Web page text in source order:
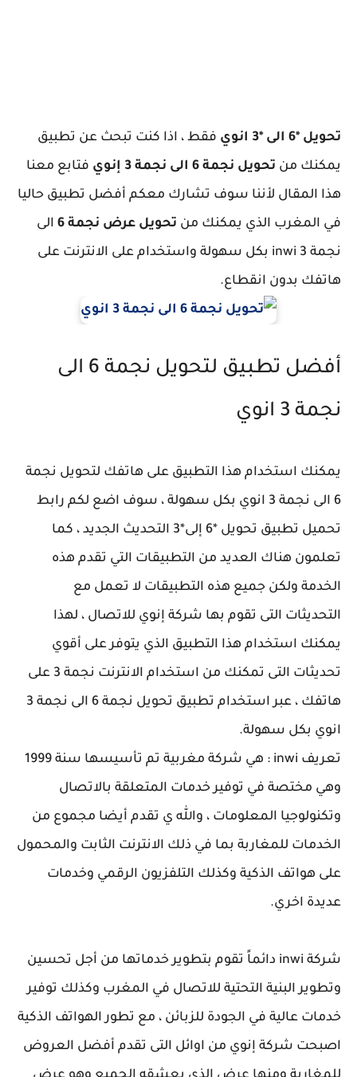
تحويل *6 الى *3 انوي
فقط ، اذا كنت تبحث عن تطبيق
يمكنك من تحويل نجمة 6 الى نجمة 3 إنوي
فتابع معنا
هذا المقال لأننا سوف تشارك معكم أفضل تطبيق حاليا
في المغرب الذي يمكنك من تحويل عرض نجمة 6
الى
نجمة 3 inwi بكل سهولة واستخدام على الانترنت على
هاتفك بدون انقطاع.
أفضل تطبيق لتحويل نجمة 6 الى
نجمة 3 انوي
يمكنك استخدام هذا التطبيق على هاتفك لتحويل نجمة
6 الى نجمة 3 انوي بكل سهولة ، سوف اضع لكم رابط
تحميل تطبيق تحويل *6 إلى*3 التحديث الجديد ، كما
تعلمون هناك العديد من التطبيقات التي تقدم هذه
الخدمة ولكن جميع هذه التطبيقات لا تعمل مع
التحديثات التى تقوم بها شركة إنوي للاتصال ، لهذا
يمكنك استخدام هذا التطبيق الذي يتوفر على أقوي
تحديثات التى تمكنك من استخدام الانترنت نجمة 3 على
هاتفك ، عبر استخدام تطبيق تحويل نجمة 6 الى نجمة 3
انوي بكل سهولة.
تعريف inwi : هي شركة مغربية تم تأسيسها سنة 1999
وهي مختصة في توفير خدمات المتعلقة بالاتصال
وتكنولوجيا المعلومات ، والله ي تقدم أيضا مجموع من
الخدمات للمغاربة بما في ذلك الانترنت الثابت والمحمول
على هواتف الذكية وكذلك التلفزيون الرقمي وخدمات
عديدة اخري.
شركة inwi دائماً تقوم بتطوير خدماتها من أجل تحسين
وتطوير البنية التحتية للاتصال في المغرب وكذلك توفير
خدمات عالية في الجودة للزبائن ، مع تطور الهواتف الذكية
اصبحت شركة إنوي من اوائل التى تقدم أفضل العروض